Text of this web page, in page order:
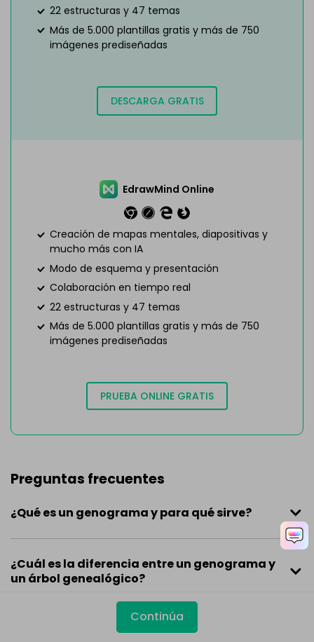
22 estructuras y 47 temas
Más de 5.000 plantillas gratis y más de 750
imágenes prediseñadas
DESCARGA GRATIS
EdrawMind Online
Creación de mapas mentales, diapositivas y
mucho más con IA
Modo de esquema y presentación
Colaboración en tiempo real
22 estructuras y 47 temas
Más de 5.000 plantillas gratis y más de 750
imágenes prediseñadas
PRUEBA ONLINE GRATIS
Preguntas frecuentes
¿Qué es un genograma y para qué sirve?
¿Cuál es la diferencia entre un genograma y
un árbol genealógico?
¿Cuándo conviene usar un genograma?
Continúa